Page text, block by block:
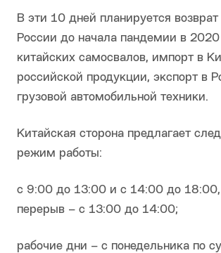
В эти 10 дней планируется
России до начала пандемии в 2020
китайских самосвалов, импорт в
российской продукции, экспорт в
грузовой автомобильной техники.
Китайская сторона предлагает
режим работы:
с 9:00 до 13:00 и с 14:00 до 18:00,
перерыв – с 13:00 до 14:00;
рабочие дни – с понедельника по